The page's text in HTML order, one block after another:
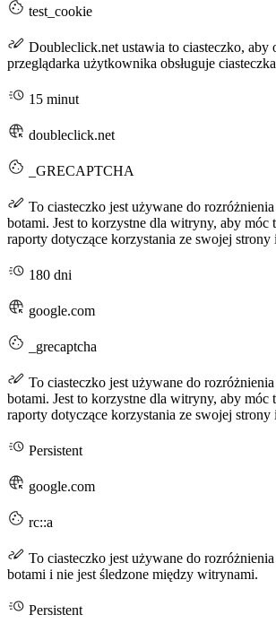
test_cookie
Doubleclick.net ustawia to ciasteczko, aby
przeglądarka użytkownika obsługuje
15 minut
doubleclick.net
_GRECAPTCHA
To ciasteczko jest używane do
botami. Jest to korzystne dla witryny, aby
raporty dotyczące korzystania ze swojej strony
180 dni
google.com
_grecaptcha
To ciasteczko jest używane do
botami. Jest to korzystne dla witryny, aby
raporty dotyczące korzystania ze swojej strony
Persistent
google.com
rc::a
To ciasteczko jest używane do
botami i nie jest śledzone między witrynami.
Persistent